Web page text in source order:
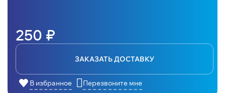
250 ₽
ЗАКАЗАТЬ ДОСТАВКУ
В избранное Перезвоните мне